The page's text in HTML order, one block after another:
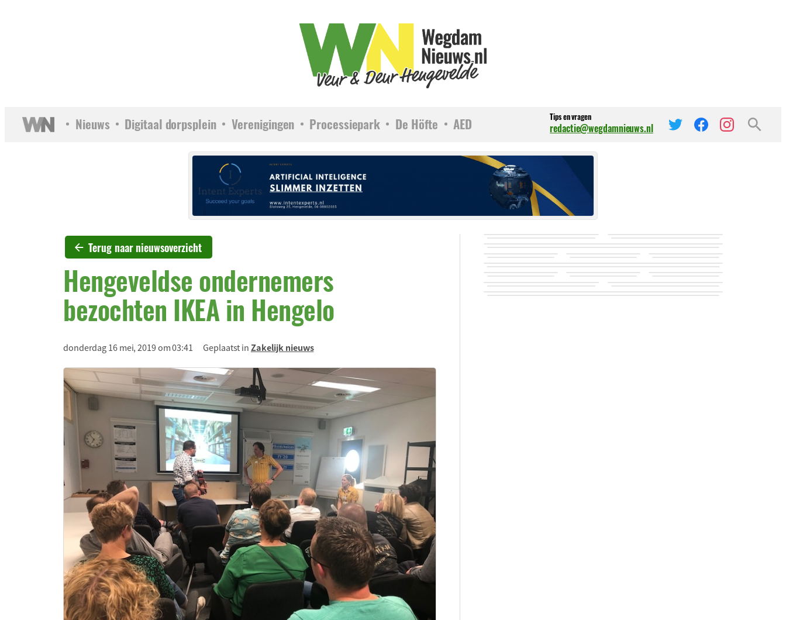
Nieuws Digitaal dorpsplein Verenigingen Processiepark De Höfte AED Tips en vragen
redactie@wegdamnieuws.nl
Terug naar nieuwsoverzicht
Hengeveldse ondernemers
bezochten IKEA in Hengelo
donderdag 16 mei, 2019 om 03:41 Geplaatst inZakelijk nieuws